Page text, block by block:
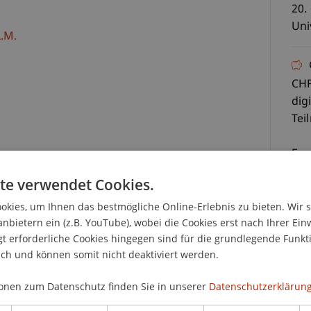
Regularien im Bereich der
vor grosse
nur ein Überblick über sämtliche
zu Zwecken von Geldwäscherei oder
20.
Es
verwendet Cookies.
um Ihnen das bestmögliche Online-Erlebnis zu bieten. Wir
ein (z.B. YouTube), wobei die Cookies erst nach Ihrer
erforderliche Cookies hingegen sind für die grundlegende
und können somit nicht deaktiviert werden.
zum Datenschutz finden Sie in unserer